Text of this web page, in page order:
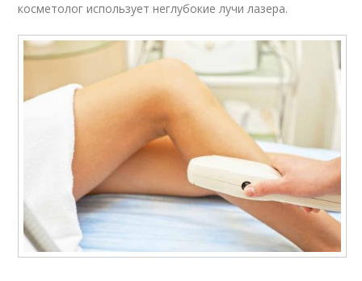
косметолог использует неглубокие лучи лазера.